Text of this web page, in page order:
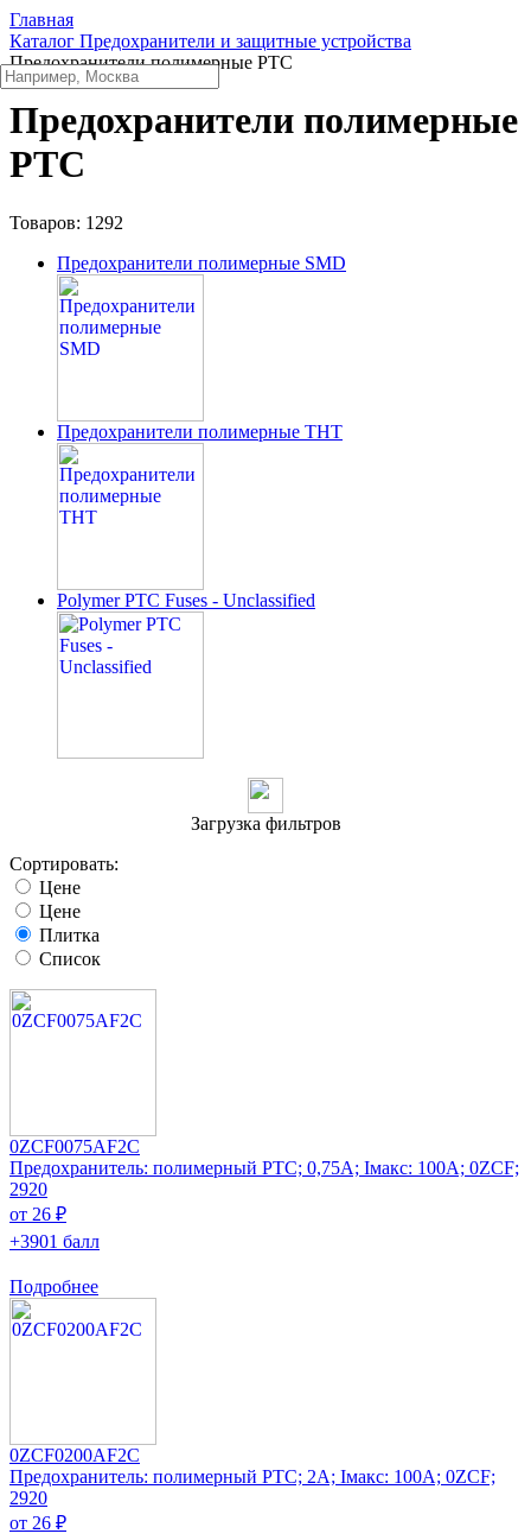
Главная
Каталог Предохранители и защитные устройства
Предохранители полимерные PTC
Предохранители полимерные
PTC
Товаров: 1292
Предохранители полимерные SMD
Предохранители полимерные THT
Polymer PTC Fuses - Unclassified
Загрузка фильтров
Сортировать:
Цене
Цене
Плитка
Список
0ZCF0075AF2C
Предохранитель: полимерный PTC; 0,75А; Iмакс: 100А; 0ZCF;
2920
от 26 ₽
+3901 балл
Подробнее
0ZCF0200AF2C
Предохранитель: полимерный PTC; 2А; Iмакс: 100А; 0ZCF;
2920
от 26 ₽